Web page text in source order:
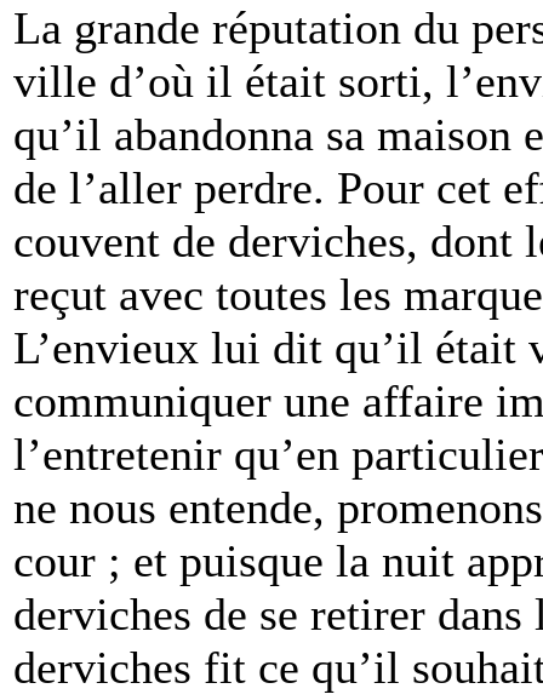
La grande réputation du
ville d’où il était sorti,
qu’il abandonna sa maison
de l’aller perdre. Pour cet
couvent de derviches, dont
reçut avec toutes les
L’envieux lui dit qu’il était
communiquer une affaire
l’entretenir qu’en
ne nous entende,
cour ; et puisque la nuit
derviches de se retirer
derviches fit ce qu’il